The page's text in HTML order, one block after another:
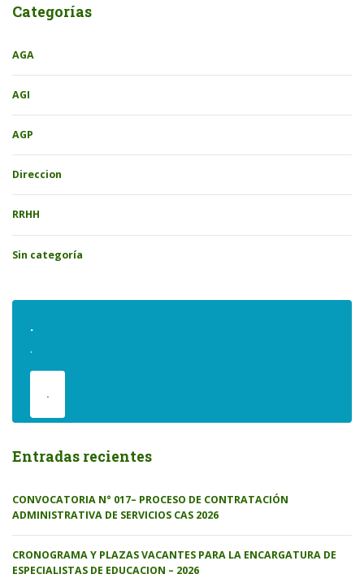
Categorías
AGA
AGI
AGP
Direccion
RRHH
Sin categoría
.
.
.
Entradas recientes
CONVOCATORIA N° 017– PROCESO DE CONTRATACIÓN
ADMINISTRATIVA DE SERVICIOS CAS 2026
CRONOGRAMA Y PLAZAS VACANTES PARA LA ENCARGATURA DE
ESPECIALISTAS DE EDUCACION – 2026